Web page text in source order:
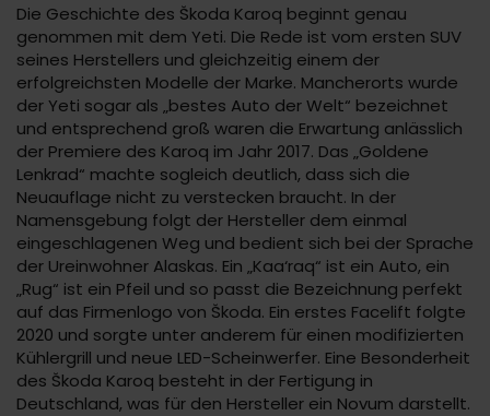
Die Geschichte des Škoda Karoq beginnt genau
genommen mit dem Yeti. Die Rede ist vom ersten SUV
seines Herstellers und gleichzeitig einem der
erfolgreichsten Modelle der Marke. Mancherorts wurde
der Yeti sogar als „bestes Auto der Welt“ bezeichnet
und entsprechend groß waren die Erwartung anlässlich
der Premiere des Karoq im Jahr 2017. Das „Goldene
Lenkrad“ machte sogleich deutlich, dass sich die
Neuauflage nicht zu verstecken braucht. In der
Namensgebung folgt der Hersteller dem einmal
eingeschlagenen Weg und bedient sich bei der Sprache
der Ureinwohner Alaskas. Ein „Kaa‘raq“ ist ein Auto, ein
„Rug“ ist ein Pfeil und so passt die Bezeichnung perfekt
auf das Firmenlogo von Škoda. Ein erstes Facelift folgte
2020 und sorgte unter anderem für einen modifizierten
Kühlergrill und neue LED-Scheinwerfer. Eine Besonderheit
des Škoda Karoq besteht in der Fertigung in
Deutschland, was für den Hersteller ein Novum darstellt.